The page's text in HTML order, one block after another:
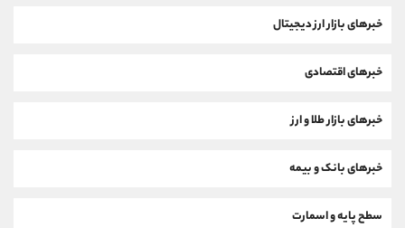
خبرهای بازار ارز دیجیتال
خبرهای اقتصادی
خبرهای بازار طلا و ارز
خبرهای بانک و بیمه
سطح پایه و اسمارت